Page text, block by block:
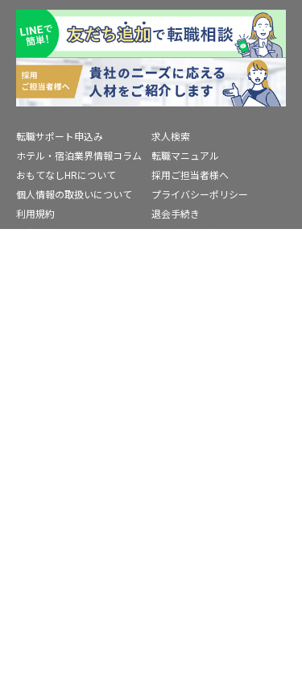
転職サポート申込み
求人検索
ホテル・宿泊業界情報コラム
転職マニュアル
おもてなしHRについて
採用ご担当者様へ
個人情報の取扱いについて
プライバシーポリシー
利用規約
退会手続き